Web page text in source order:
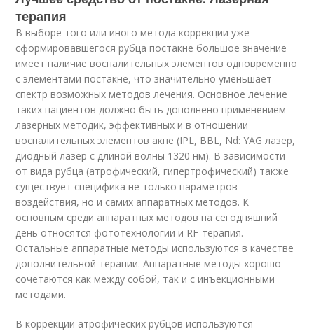
терапия
В выборе того или иного метода коррекции уже
сформировавшегося рубца постакне большое значение
имеет наличие воспалительных элементов одновременно
с элементами постакне, что значительно уменьшает
спектр возможных методов лечения. Основное лечение
таких пациентов должно быть дополнено применением
лазерных методик, эффективных и в отношении
воспалительных элементов акне (IPL, BBL, Nd: YAG лазер,
диодный лазер с длиной волны 1320 нм). В зависимости
от вида рубца (атрофический, гипертрофический) также
существует специфика не только параметров
воздействия, но и самих аппаратных методов. К
основным среди аппаратных методов на сегодняшний
день относятся фототехнологии и RF-терапия.
Остальные аппаратные методы используются в качестве
дополнительной терапии. Аппаратные методы хорошо
сочетаются как между собой, так и с инъекционными
методами.
В коррекции атрофических рубцов используются